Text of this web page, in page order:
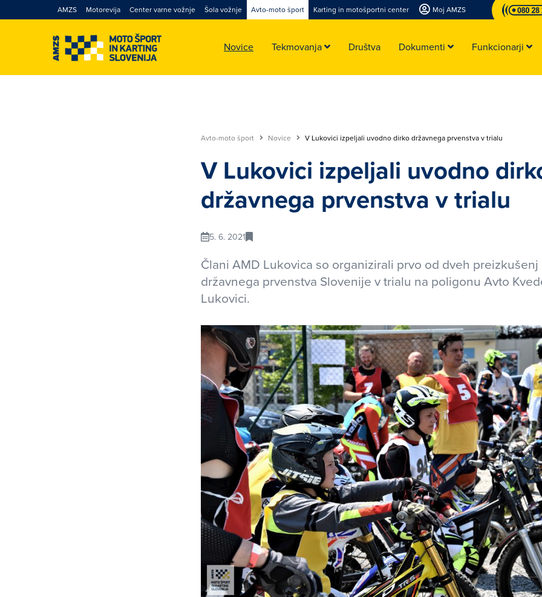
AMZS Motorevija Center varne vožnje Šola vožnje Avto-moto šport Karting in motošportni center Moj AMZS
Novice Tekmovanja Društva Dokumenti Funkcionarji
Avto-moto šport Novice V Lukovici izpeljali uvodno dirko državnega prvenstva v trialu
V Lukovici izpeljali uvodno
državnega prvenstva v trialu
5. 6. 2021
Člani AMD Lukovica so organizirali prvo od dveh
državnega prvenstva Slovenije v trialu na poligonu Avto
Lukovici.